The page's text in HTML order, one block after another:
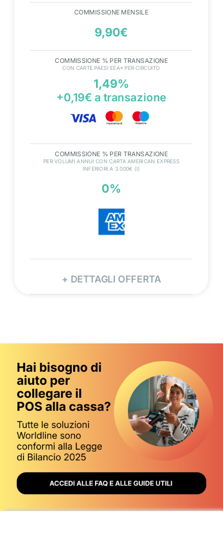
COMMISSIONE MENSILE
9,90€
COMMISSIONE % PER TRANSAZIONE
CON CARTE PAESI EEA* PER CIRCUITO
1,49%
+0,19€ a transazione
COMMISSIONE % PER TRANSAZIONE
PER VOLUMI ANNUI CON CARTA AMERICAN EXPRESS
INFERIORI A 3.000€ (I)
0%
+ DETTAGLI OFFERTA